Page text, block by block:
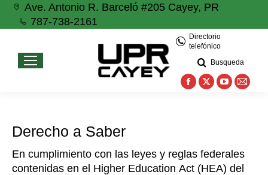
Ave. Antonio R. Barceló #205 Cayey, PR
787-738-2161
Directorio
telefónico
Busqueda
Facebook
new
window
X
new
window
YouTube
new
window
Mail
new
Derecho a Saber
En cumplimiento con las leyes y reglas federales
contenidas en el Higher Education Act (HEA) del